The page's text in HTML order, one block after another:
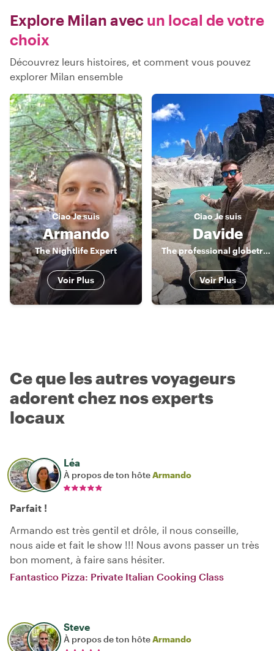
Explore Milan avec un local de votre
choix
Découvrez leurs histoires, et comment vous pouvez
explorer Milan ensemble
CiaoJe suis
Armando
The Nightlife Expert
Voir Plus
CiaoJe suis
Davide
The professional globetrotter
Voir Plus
Ce que les autres voyageurs
adorent chez nos experts
locaux
Léa
À propos de ton hôteArmando
Parfait !
Armando est très gentil et drôle, il nous conseille,
nous aide et fait le show !!! Nous avons passer un très
bon moment, à faire sans hésiter.
Fantastico Pizza: Private Italian Cooking Class
Steve
À propos de ton hôteArmando